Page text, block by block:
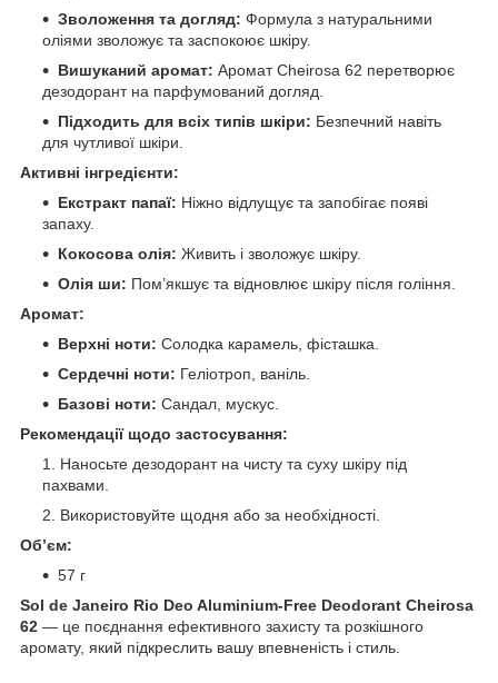
Зволоження та догляд: Формула з натуральними
оліями зволожує та заспокоює шкіру.
Вишуканий аромат: Аромат Cheirosa 62 перетворює
дезодорант на парфумований догляд.
Підходить для всіх типів шкіри: Безпечний навіть
для чутливої шкіри.
Активні інгредієнти:
Екстракт папаї: Ніжно відлущує та запобігає появі
запаху.
Кокосова олія: Живить і зволожує шкіру.
Олія ши: Пом’якшує та відновлює шкіру після гоління.
Аромат:
Верхні ноти: Солодка карамель, фісташка.
Сердечні ноти: Геліотроп, ваніль.
Базові ноти: Сандал, мускус.
Рекомендації щодо застосування:
Наносьте дезодорант на чисту та суху шкіру під
пахвами.
Використовуйте щодня або за необхідності.
Об’єм:
57 г
Sol de Janeiro Rio Deo Aluminium-Free Deodorant Cheirosa
62 — це поєднання ефективного захисту та розкішного
аромату, який підкреслить вашу впевненість і стиль.